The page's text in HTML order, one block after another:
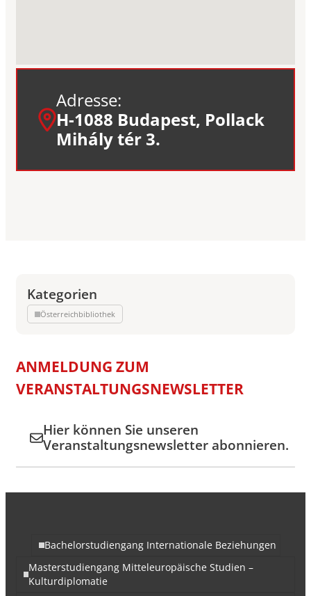
Adresse:
H-1088 Budapest, Pollack
Mihály tér 3.
Kategorien
Österreichbibliothek
ANMELDUNG ZUM
VERANSTALTUNGSNEWSLETTER
Hier können Sie unseren
Veranstaltungsnewsletter abonnieren.
Bachelorstudiengang Internationale Beziehungen
Masterstudiengang Mitteleuropäische Studien –
Kulturdiplomatie